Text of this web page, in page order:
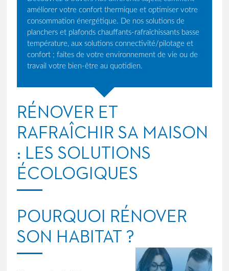
améliorer votre confort thermique et optimiser votre
consommation énergétique. De nos solutions de
planchers et plafonds chauffants-rafraîchissants basse
température, aux solutions connectivité/pilotage et
confort ; faites de votre environnement de vie ou de
travail votre bien-être au quotidien.
RÉNOVER ET
RAFRAÎCHIR SA MAISON
: LES SOLUTIONS
ÉCOLOGIQUES
POURQUOI RÉNOVER
SON HABITAT ?